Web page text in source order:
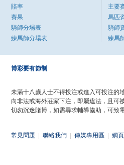
賠率
賽果
騎師分場表
練馬師分場表
主要
馬匹
騎師
練馬
博彩要有節制
未滿十八歲人士不得投注或進入可投注的地
向非法或海外莊家下注，即屬違法，且可
切勿沉迷賭博，如需尋求輔導協助，可致
常見問題 聯絡我們 傳媒專用區 網